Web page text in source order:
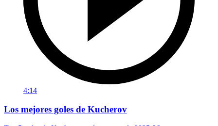
4:14
Los mejores goles de Kucherov